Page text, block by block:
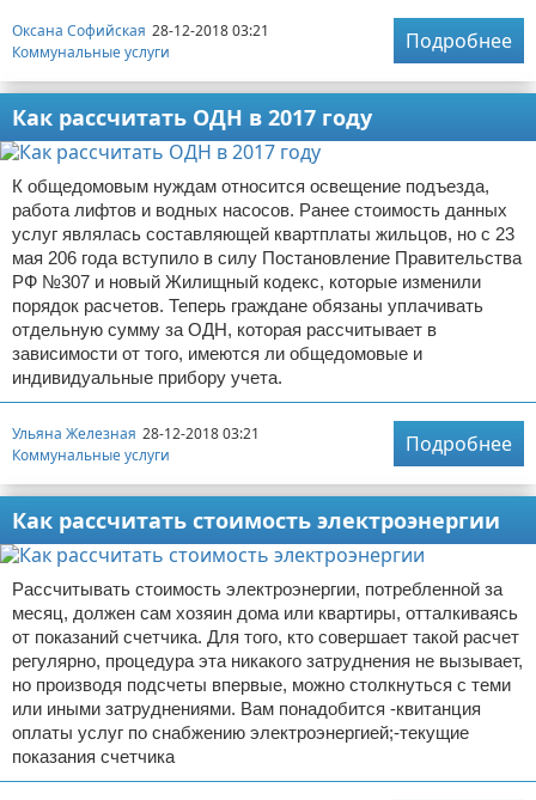
Оксана Софийская 28-12-2018 03:21
Коммунальные услуги
Подробнее
Как рассчитать ОДН в 2017 году
К общедомовым нуждам относится освещение подъезда,
работа лифтов и водных насосов. Ранее стоимость данных
услуг являлась составляющей квартплаты жильцов, но с 23
мая 206 года вступило в силу Постановление Правительства
РФ №307 и новый Жилищный кодекс, которые изменили
порядок расчетов. Теперь граждане обязаны уплачивать
отдельную сумму за ОДН, которая рассчитывает в
зависимости от того, имеются ли общедомовые и
индивидуальные прибору учета.
Ульяна Железная 28-12-2018 03:21
Коммунальные услуги
Подробнее
Как рассчитать стоимость электроэнергии
Рассчитывать стоимость электроэнергии, потребленной за
месяц, должен сам хозяин дома или квартиры, отталкиваясь
от показаний счетчика. Для того, кто совершает такой расчет
регулярно, процедура эта никакого затруднения не вызывает,
но производя подсчеты впервые, можно столкнуться с теми
или иными затруднениями. Вам понадобится -квитанция
оплаты услуг по снабжению электроэнергией;-текущие
показания счетчика